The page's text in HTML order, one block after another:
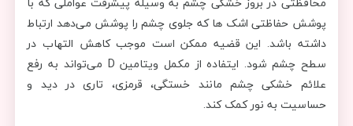
پوشش حفاظتی اشک ها که جلوی چشم را پوشش می‌دهد ارتباط
داشته باشد. این قضیه ممکن است موجب کاهش التهاب در
سطح چشم شود. ایتفاده از مکمل ویتامین D می‌تواند به رفع
علائم خشکی چشم مانند خستگی، قرمزی، تاری در دید و
حساسیت به نور کمک کند.